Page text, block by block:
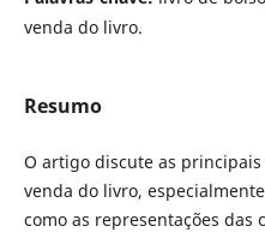
venda do livro.
Resumo
O artigo discute as
venda do livro,
como as representações das